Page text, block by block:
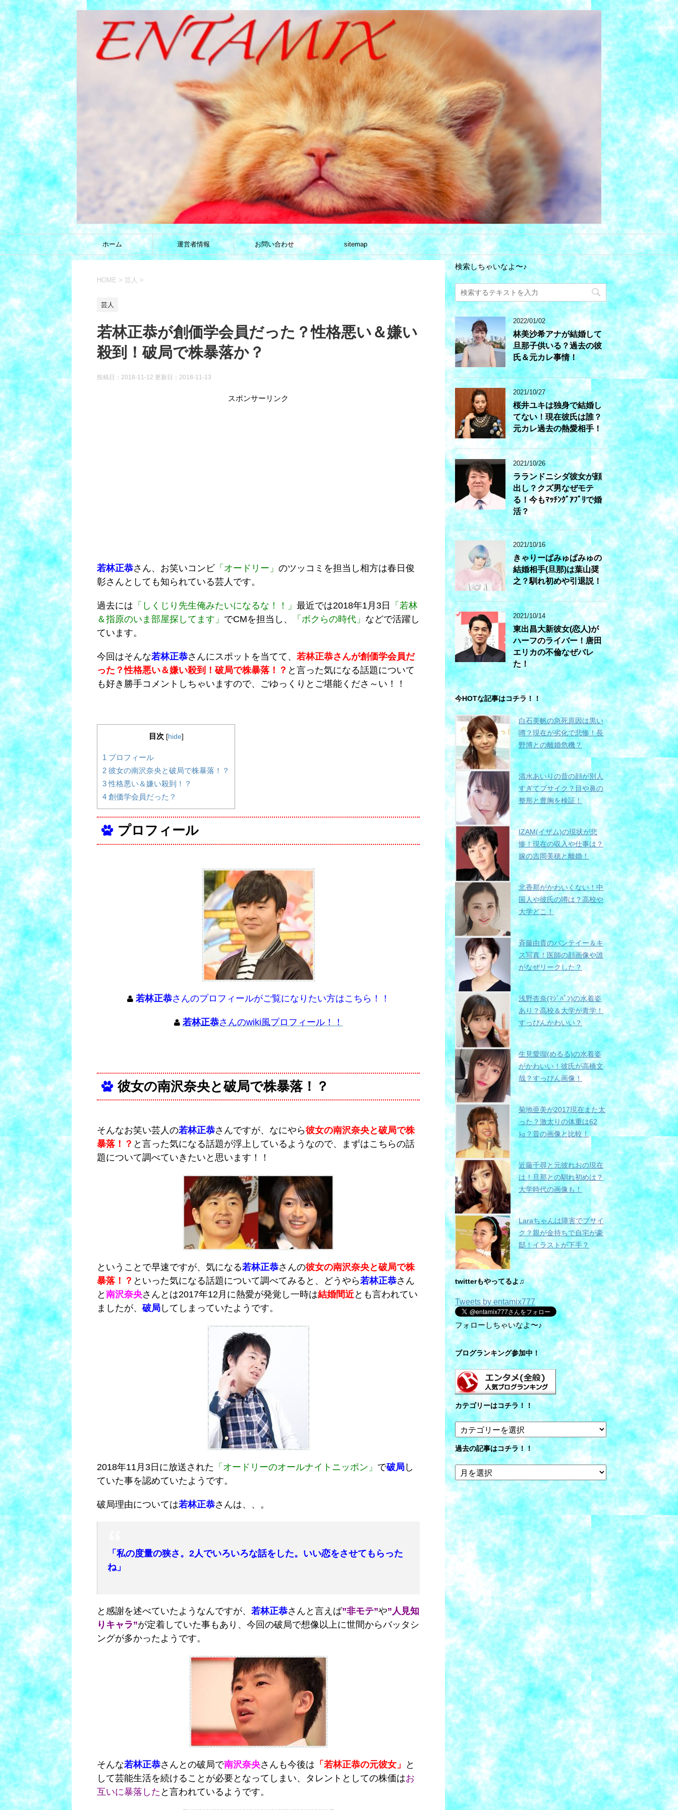
ホーム 運営者情報 お問い合わせ sitemap
HOME > 芸人 >
芸人
若林正恭が創価学会員だった？性格悪い＆嫌い
殺到！破局で株暴落か？
投稿日：2018-11-12 更新日： 2018-11-13
スポンサーリンク
若林正恭さん、お笑いコンビ 「オードリー」 のツッコミを担当し相方は春日俊
彰さんとしても知られている芸人です。
過去には 「しくじり先生俺みたいになるな！！」 最近では2018年1月3日
「若林
＆指原のいま部屋探してます」 でCMを担当し、 「ボクらの時代」 などで活躍し
ています。
今回はそんな若林正恭さんにスポットを当てて、 若林正恭さんが創価学会員だ
った？性格悪い＆嫌い殺到！破局で株暴落！？ と言った気になる話題について
も好き勝手コメントしちゃいますので、ごゆっくりとご堪能くださ～い！！
目次 [hide]
1 プロフィール
2 彼女の南沢奈央と破局で株暴落！？
3性格悪い＆嫌い殺到！？
4 創価学会員だった？
プロフィール
若林正恭さんのプロフィールがご覧になりたい方はこちら！！
若林正恭さんのwiki風プロフィール！！
彼女の南沢奈央と破局で株暴落！？
そんなお笑い芸人の若林正恭さんですが、なにやら彼女の南沢奈央と破局で株
暴落！？ と言った気になる話題が浮上しているようなので、まずはこちらの話
題について調べていきたいと思います！！
ということで早速ですが、気になる若林正恭さんの彼女の南沢奈央と破局で株
暴落！？ といった気になる話題について調べてみると、 どうやら若林正恭さん
と 南沢奈央さんとは2017年12月に熱愛が発覚し一時は結婚間近とも言われてい
ましたが、破局 してしまっていたようです。
2018年11月3日に放送された 「オードリーのオールナイトニッポン」 で破局 し
ていた事を認めていたようです。
破局理由については若林正恭さんは、、。
「私の度量の狭さ。2人でいろいろな話をした。いい恋をさせてもらった
ね」
と感謝を述べていたようなんですが、 若林正恭さんと言えば”非モテ”や”人見知
りキャラ”が定着していた事もあり、今回の破局で想像以上に世間からバッタシ
ングが多かったようです。
そんな若林正恭さんとの破局で南沢奈央さんも今後は 「若林正恭の元彼女」
と
して芸能生活を続けることが必要となってしまい、タレントとしての株価はお
互いに暴落した と言われているようです。
検索しちゃいなよ〜♪
2022/01/02
林美沙希アナが結婚して
旦那子供いる？過去の彼
氏＆元カレ事情！
2021/10/27
桜井ユキは独身で結婚し
てない！現在彼氏は誰？
元カレ過去の熱愛相手！
2021/10/26
ラランドニシダ彼女が顔
出し？クズ男なぜモテ
る！今もﾏｯﾁﾝｸﾞｱﾌﾟﾘで婚
活？
2021/10/16
きゃりーぱみゅぱみゅの
結婚相手(旦那)は葉山奨
之？馴れ初めや引退説！
2021/10/14
東出昌大新彼女(恋人)が
ハーフのライバー！唐田
エリカの不倫なぜバレ
た！
今HOTな記事はコチラ！！
白石美帆の急死原因は黒い
噂？現在が劣化で悲惨！長
野博との離婚危機？
清水あいりの昔の顔が別人
すぎてブサイク？目や鼻の
整形と豊胸を検証！
IZAM(イザム)の現状が悲
惨！現在の収入や仕事は？
嫁の吉岡美穂と離婚！
北香那がかわいくない！中
国人や彼氏の噂は？高校や
大学どこ！
斉藤由貴のパンテイー＆キ
ス写真！医師の顔画像や誰
がなぜリークした？
浅野杏奈(ﾏｼﾞﾊﾟﾝ)の水着姿
あり？高校＆大学が青学！
すっぴんかわいい？
生見愛瑠(めるる)の水着姿
がかわいい！彼氏が高橋文
哉？すっぴん画像！
菊地亜美が2017現在また太
った？激太りの体重は62
㎏？昔の画像と比較！
近藤千尋と元彼れおの現在
は！旦那との馴れ初めは？
大学時代の画像も！
Laraちゃんは障害でブサイ
ク？親が金持ちで自宅が豪
邸！イラストが下手？
twitterもやってるよ♫
Tweets by entamix777
フォローしちゃいなよ〜♪
ブログランキング参加中！
カテゴリーはコチラ！！
テ
ゴ
リ
ー
は
コ
チ
ラ！！
過去の記事はコチラ！！
過
去
の
記
事
は
コ
チ
ラ！！